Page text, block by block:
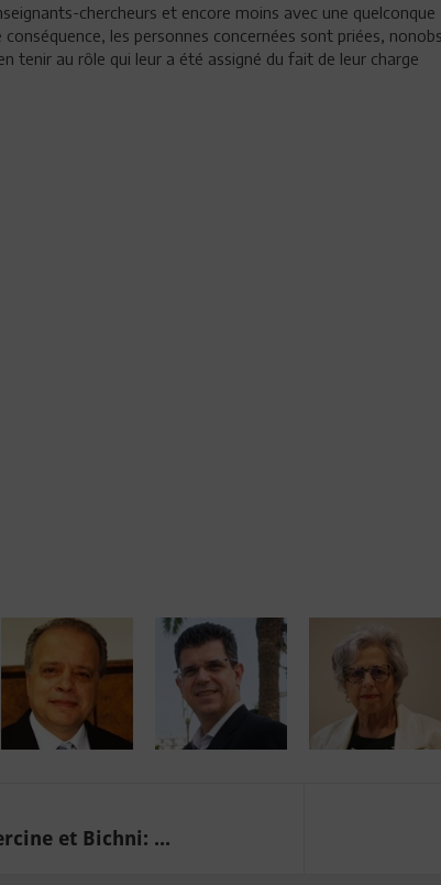
chercheurs et encore moins avec une quelconque
les personnes concernées sont priées,
tenir au rôle qui leur a été assigné du fait de leur charge
et Bichni: ...